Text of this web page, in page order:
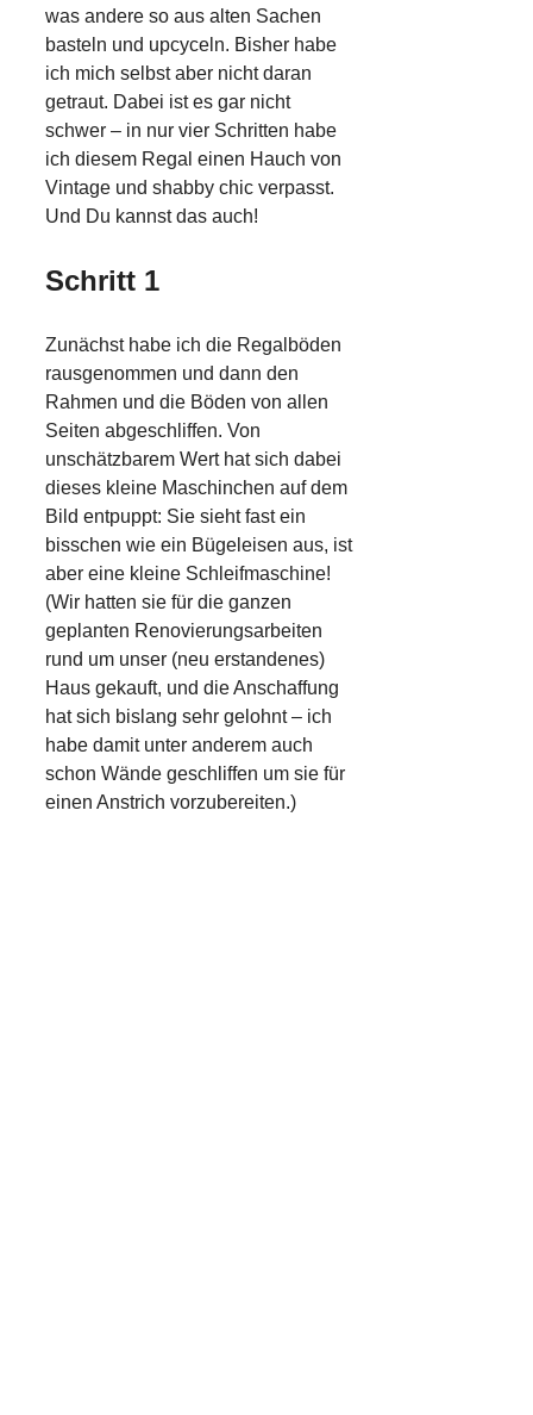
was andere so aus alten Sachen
basteln und upcyceln. Bisher habe
ich mich selbst aber nicht daran
getraut. Dabei ist es gar nicht
schwer – in nur vier Schritten habe
ich diesem Regal einen Hauch von
Vintage und shabby chic verpasst.
Und Du kannst das auch!
Schritt 1
Zunächst habe ich die Regalböden
rausgenommen und dann den
Rahmen und die Böden von allen
Seiten abgeschliffen. Von
unschätzbarem Wert hat sich dabei
dieses kleine Maschinchen auf dem
Bild entpuppt: Sie sieht fast ein
bisschen wie ein Bügeleisen aus, ist
aber eine kleine Schleifmaschine!
(Wir hatten sie für die ganzen
geplanten Renovierungsarbeiten
rund um unser (neu erstandenes)
Haus gekauft, und die Anschaffung
hat sich bislang sehr gelohnt – ich
habe damit unter anderem auch
schon Wände geschliffen um sie für
einen Anstrich vorzubereiten.)